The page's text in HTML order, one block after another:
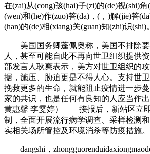
在(zai)从(cong)孩(hai)子(zi)的(de)视(shi)
(wen)和(he)作(zuo)答(da)，(，)解(jie)答
(han)的(de)相(xiang)关(guan)知(zhi)识(shi)
美国国务卿蓬佩奥称，美国不排除要
人，甚至可能自此不再向世卫组织提供
部发言人耿爽表示，美方对世卫组织的
据，施压、胁迫更是不得人心。支持世
挽救更多的生命，就能阻止疫情进一步
家的共识，也是任何有良知的人应当作
黄惠馨 李雯婷） 接报后，新站区立
制，全面开展流行病学调查、采样检测
实相关场所管控及环境消杀等防疫措施。
dangshi，